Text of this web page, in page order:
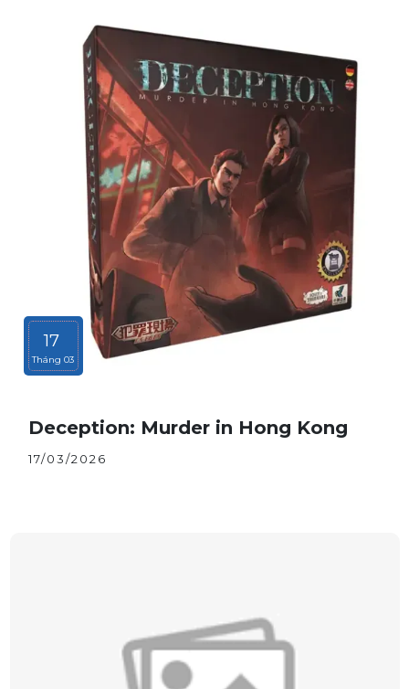
17
Tháng 03
Deception: Murder in Hong Kong
17/03/2026